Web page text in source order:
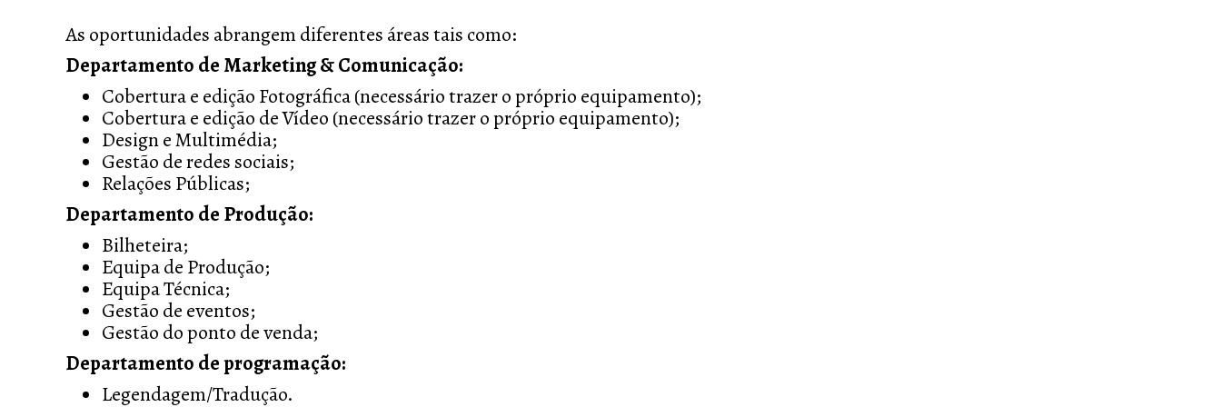
As oportunidades abrangem diferentes áreas tais como:
Departamento de Marketing & Comunicação:
Cobertura e edição Fotográfica (necessário trazer o próprio equipamento);
Cobertura e edição de Vídeo (necessário trazer o próprio equipamento);
Design e Multimédia;
Gestão de redes sociais;
Relações Públicas;
Departamento de Produção:
Bilheteira;
Equipa de Produção;
Equipa Técnica;
Gestão de eventos;
Gestão do ponto de venda;
Departamento de programação:
Legendagem/Tradução.